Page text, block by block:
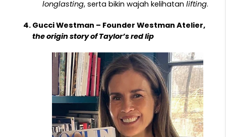
longlasting, serta bikin wajah kelihatan lifting.
the origin story of Taylor’s red lip